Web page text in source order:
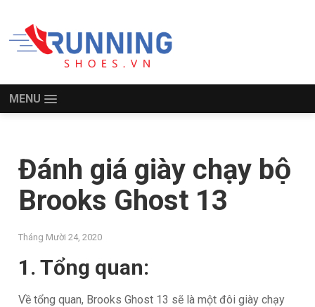
MENU
Đánh giá giày chạy bộ
Brooks Ghost 13
Tháng Mười 24, 2020
1. Tổng quan:
Về tổng quan, Brooks Ghost 13 sẽ là một đôi giày chạy